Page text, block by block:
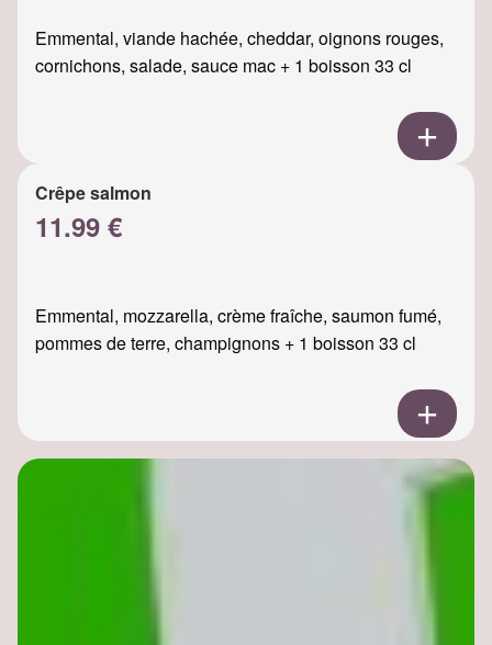
Emmental, viande hachée, cheddar, oignons rouges,
cornichons, salade, sauce mac + 1 boisson 33 cl
Crêpe salmon
11.99 €
Emmental, mozzarella, crème fraîche, saumon fumé,
pommes de terre, champignons + 1 boisson 33 cl